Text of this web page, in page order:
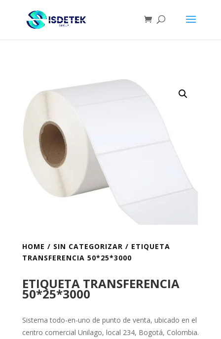
HOME / SIN CATEGORIZAR / ETIQUETA
TRANSFERENCIA 50*25*3000
ETIQUETA TRANSFERENCIA
50*25*3000
Sistema todo-en-uno de punto de venta, ubicado en el
centro comercial Unilago, local 234, Bogotá, Colombia.